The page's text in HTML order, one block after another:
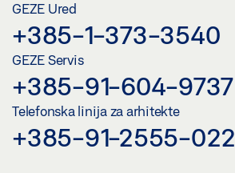
GEZE Ured
+385-1-373-3540
GEZE Servis
+385-91-604-9737
Telefonska linija za arhitekte
+385-91-2555-022